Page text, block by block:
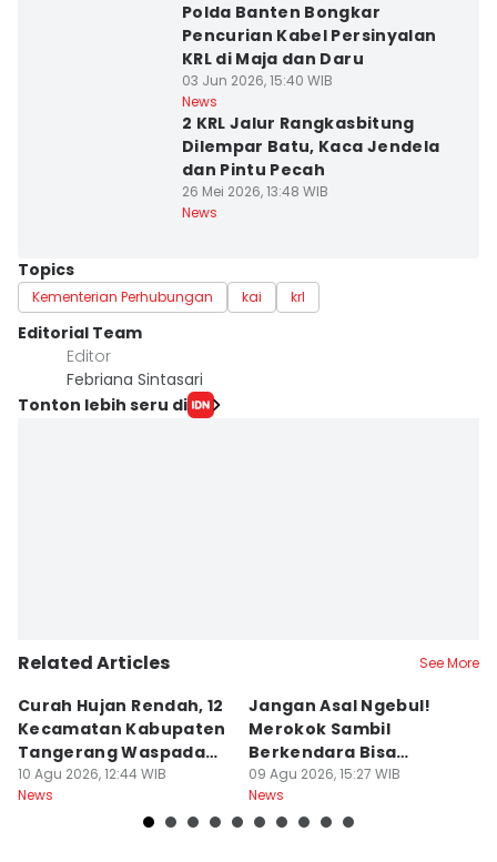
Polda Banten Bongkar
Pencurian Kabel Persinyalan
KRL di Maja dan Daru
03 Jun 2026, 15:40 WIB
News
2 KRL Jalur Rangkasbitung
Dilempar Batu, Kaca Jendela
dan Pintu Pecah
26 Mei 2026, 13:48 WIB
News
Topics
Kementerian Perhubungan kai krl
Editorial Team
Editor
Febriana Sintasari
Tonton lebih seru di
Related Articles See More
Curah Hujan Rendah, 12
Kecamatan Kabupaten
Tangerang Waspada
Kekeringan
10 Agu 2026, 12:44 WIB
News
Jangan Asal Ngebul!
Merokok Sambil
Berkendara Bisa
Didenda Rp750 Ribu
09 Agu 2026, 15:27 WIB
News